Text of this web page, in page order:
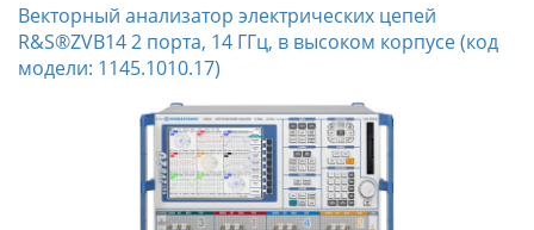
Векторный анализатор электрических цепей
R&S®ZVB14 2 порта, 14 ГГц, в высоком корпусе (код
модели: 1145.1010.17)